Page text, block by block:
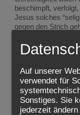
beschimpft,
Jesus solches
gegen den Strich
Und doch ist es
so, dass gerade
Trost, auch eine
Religionen und
haben manche
Mensch so
Auf unserer
verwendet für
Sonstiges. Sie
jederzeit